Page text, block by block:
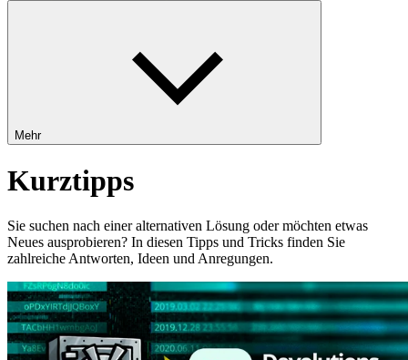
Mehr
Kurztipps
Sie suchen nach einer alternativen Lösung oder möchten etwas
Neues ausprobieren? In diesen Tipps und Tricks finden Sie
zahlreiche Antworten, Ideen und Anregungen.